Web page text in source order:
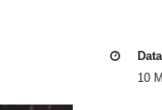
10